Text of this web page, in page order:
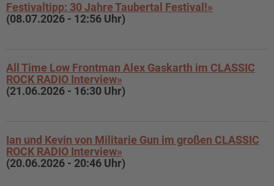
Festivaltipp: 30 Jahre Taubertal Festival!»
(08.07.2026 - 12:56 Uhr)
All Time Low Frontman Alex Gaskarth im CLASSIC
ROCK RADIO Interview»
(21.06.2026 - 16:30 Uhr)
Ian und Kevin von Militarie Gun im großen CLASSIC
ROCK RADIO Interview»
(20.06.2026 - 20:46 Uhr)